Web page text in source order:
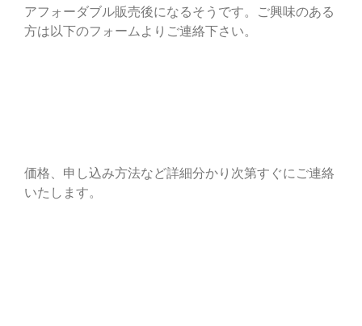
アフォーダブル販売後になるそうです。ご興味のある
方は以下のフォームよりご連絡下さい。
価格、申し込み方法など詳細分かり次第すぐにご連絡
いたします。